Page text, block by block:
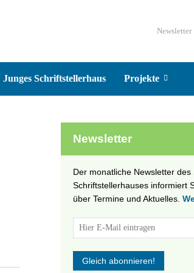
Newsletter
Junges Schriftstellerhaus Projekte
Newsletter
Der monatliche Newsletter des
Schriftstellerhauses informiert
über Termine und Aktuelles.